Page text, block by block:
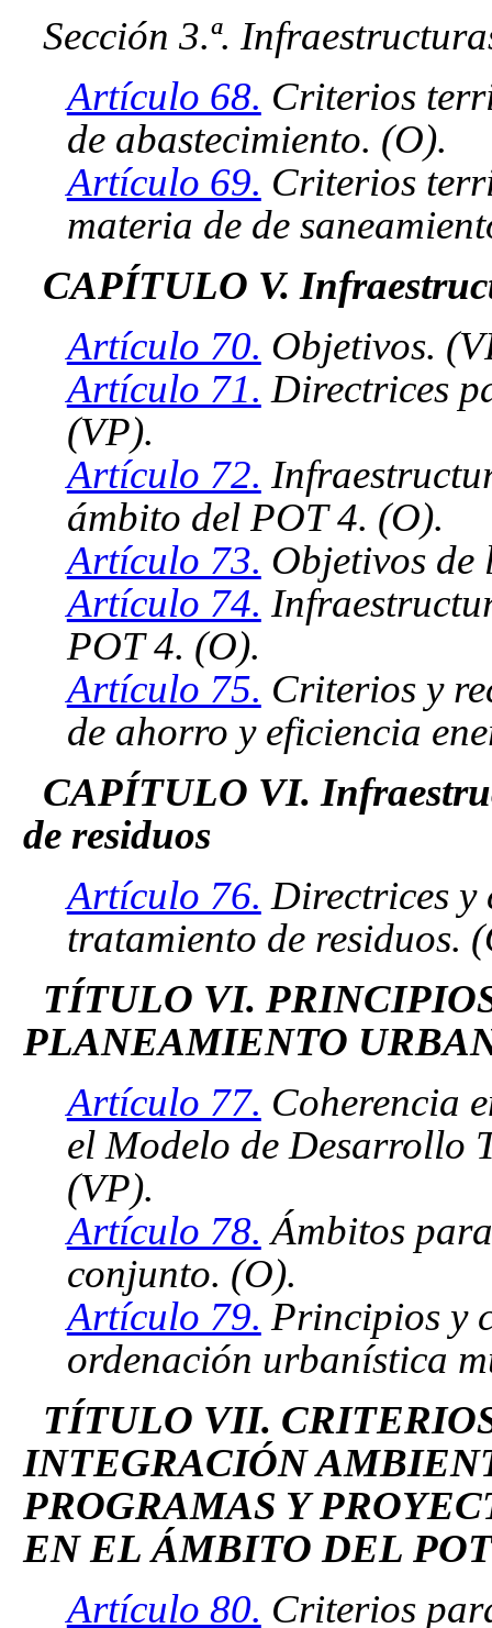
Sección 3.ª.
Artículo 68. Criterios
de abastecimiento. (O).
Artículo 69. Criterios
materia de de
CAPÍTULO V.
Artículo 70. Objetivos.
Artículo 71. Directrices
(VP).
Artículo 72.
ámbito del POT 4. (O).
Artículo 73. Objetivos de
Artículo 74.
POT 4. (O).
Artículo 75. Criterios y
de ahorro y eficiencia
CAPÍTULO VI.
de residuos
Artículo 76. Directrices y
tratamiento de residuos.
TÍTULO VI.
PLANEAMIENTO
Artículo 77. Coherencia
el Modelo de Desarrollo
(VP).
Artículo 78. Ámbitos
conjunto. (O).
Artículo 79. Principios y
ordenación urbanística
TÍTULO VII.
INTEGRACIÓN
PROGRAMAS Y
EN EL ÁMBITO DEL
Artículo 80. Criterios